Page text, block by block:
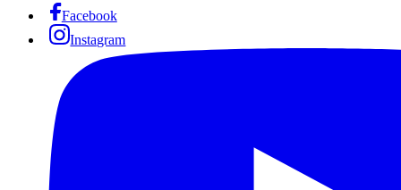
Facebook
Instagram